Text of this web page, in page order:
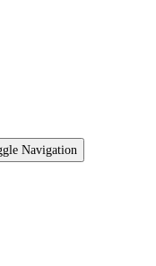
Navigation